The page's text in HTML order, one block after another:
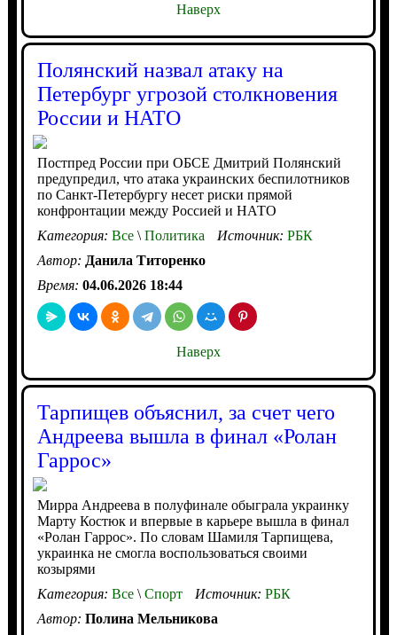
Наверх
Полянский назвал атаку на
Петербург угрозой столкновения
России и НАТО
Постпред России при ОБСЕ Дмитрий Полянский
предупредил, что атака украинских беспилотников
по Санкт-Петербургу несет риски прямой
конфронтации между Россией и НАТО
Категория: Все\Политика Источник: РБК
Автор: Данила Титоренко
Время: 04.06.2026 18:44
Наверх
Тарпищев объяснил, за счет чего
Андреева вышла в финал «Ролан
Гаррос»
Мирра Андреева в полуфинале обыграла украинку
Марту Костюк и впервые в карьере вышла в финал
«Ролан Гаррос». По словам Шамиля Тарпищева,
украинка не смогла воспользоваться своими
козырями
Категория: Все\Спорт Источник: РБК
Автор: Полина Мельникова